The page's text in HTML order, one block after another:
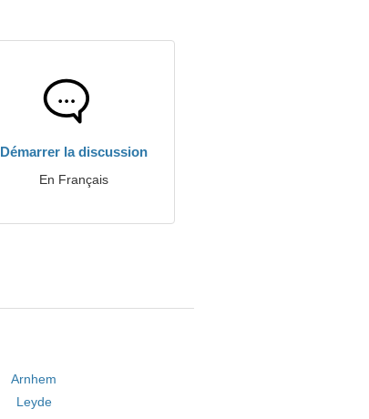
Démarrer la discussion
En Français
Arnhem
Leyde